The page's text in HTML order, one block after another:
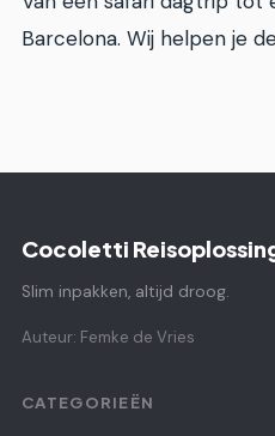
Barcelona. Wij helpen je
Cocoletti
Slim inpakken, altijd droog.
Auteur: Femke de Vries
CATEGORIEËN